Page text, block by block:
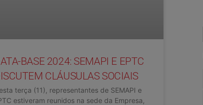
BASE 2024: SEMAPI E EPTC
CLÁUSULAS SOCIAIS
terça (11), representantes de SEMAPI e
estiveram reunidos na sede da Empresa,